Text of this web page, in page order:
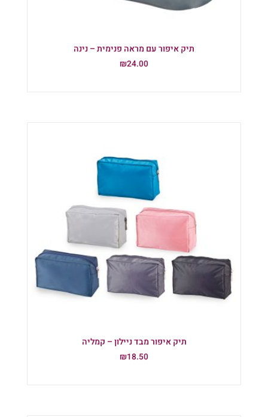
תיק איפור עם מראה פנימית – נינה
₪24.00
תיק איפור מבד ניילון – קמליה
₪18.50